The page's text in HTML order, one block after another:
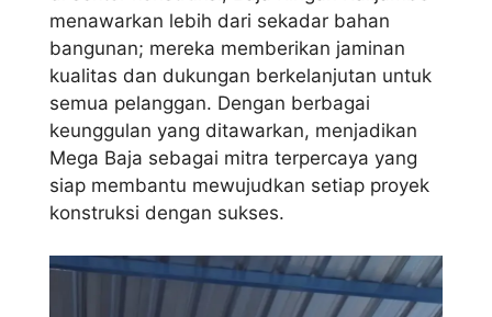
menawarkan lebih dari sekadar bahan
bangunan; mereka memberikan jaminan
kualitas dan dukungan berkelanjutan untuk
semua pelanggan. Dengan berbagai
keunggulan yang ditawarkan, menjadikan
Mega Baja sebagai mitra terpercaya yang
siap membantu mewujudkan setiap proyek
konstruksi dengan sukses.